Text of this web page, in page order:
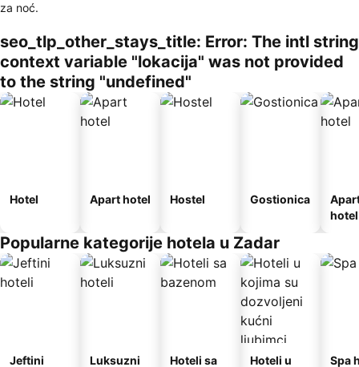
za noć.
seo_tlp_other_stays_title: Error: The intl string
context variable "lokacija" was not provided
to the string "undefined"
Hotel Apart hotel Hostel Gostionica
hotel
Popularne kategorije hotela u Zadar
Jeftini
Luksuzni
Hoteli sa
Hoteli u
Spa